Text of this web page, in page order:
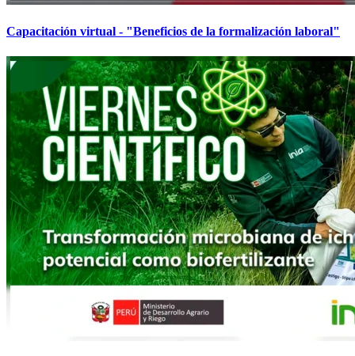
Capacitación virtual - "Beneficios de la formalización laboral"